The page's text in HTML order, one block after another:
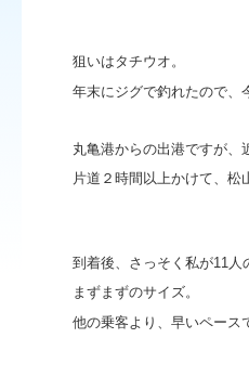
狙いはタチウオ。
年末にジグで釣れたので、
丸亀港からの出港ですが、
片道２時間以上かけて、松
到着後、さっそく私が11人
まずまずのサイズ。
他の乗客より、早いペース